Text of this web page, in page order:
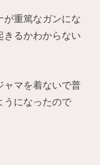
が重篤なガンにな
きるかわからない
ャマを着ないで普
うになったので